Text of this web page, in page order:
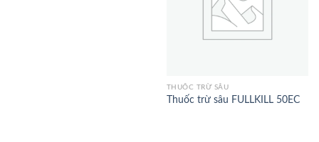
THUỐC TRỪ SÂU
Thuốc trừ sâu FULLKILL 50EC